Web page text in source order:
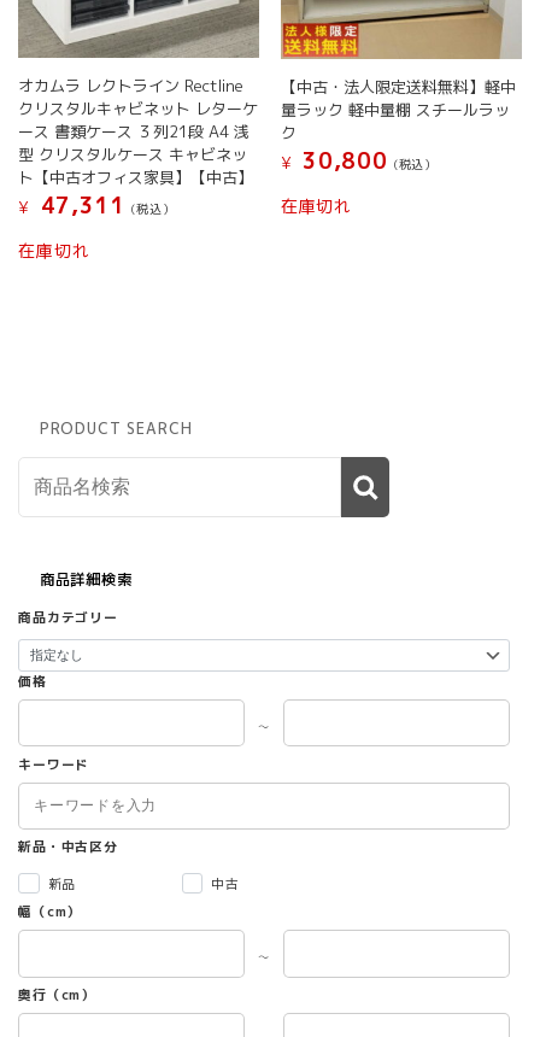
オカムラ レクトライン Rectline
クリスタルキャビネット レターケ
ース 書類ケース ３列21段 A4 浅
型 クリスタルケース キャビネッ
ト【中古オフィス家具】【中古】
¥
47,311 (税込）
在庫切れ
【中古・法人限定送料無料】軽中
量ラック 軽中量棚 スチールラッ
ク
¥
30,800 (税込）
在庫切れ
PRODUCT SEARCH
商品詳細検索
商品カテゴリー
価格
～
キーワード
新品・中古区分
新品
中古
幅（cm）
～
奥行（cm）